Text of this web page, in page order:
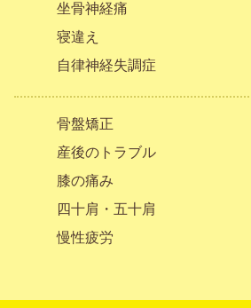
坐骨神経痛
寝違え
自律神経失調症
骨盤矯正
産後のトラブル
膝の痛み
四十肩・五十肩
慢性疲労